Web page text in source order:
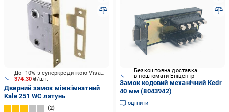
374.30₴/шт.
До -10% з суперкредиткою Visa Вигода
Дверний замок міжкімнатний
Kale 251 WC латунь
2
Безкоштовна доставка
в поштомати Епіцентр
Замок кодовий механічний Kedr
40 мм (8043942)
оцінити